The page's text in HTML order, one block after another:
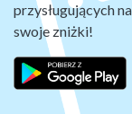
przysługujących
swoje zniżki!